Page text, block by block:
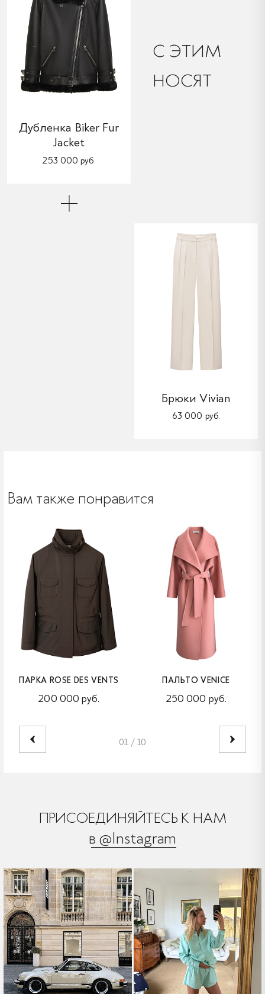
C ЭТИМ
НОСЯТ
Дубленка Biker Fur
Jacket
253 000 руб.
Брюки Vivian
63 000 руб.
Вам также понравится
ПАРКА ROSE DES VENTS
200 000 руб.
ПАЛЬТО VENICE
250 000 руб.
01 / 10
ПРИСОЕДИНЯЙТЕСЬ К НАМ
в @Instagram